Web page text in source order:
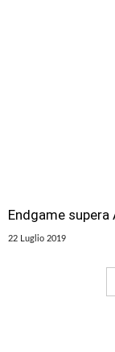
Endgame supera
22 Luglio 2019